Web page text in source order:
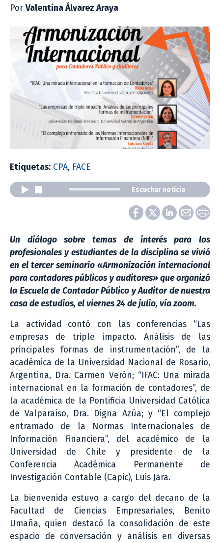
PorValentina Álvarez Araya
Etiquetas: CPA, FACE
Escuchar noticia
Un diálogo sobre temas de interés para los
profesionales y estudiantes de la disciplina se vivió
en el tercer seminario «Armonización internacional
para contadores públicos y auditores» que organizó
la Escuela de Contador Público y Auditor de nuestra
casa de estudios, el viernes 24 de julio, vía zoom.
La actividad contó con las conferencias “Las
empresas de triple impacto. Análisis de las
principales formas de instrumentación”, de la
académica de la Universidad Nacional de Rosario,
Argentina, Dra. Carmen Verón; “IFAC: Una mirada
internacional en la formación de contadores”, de
la académica de la Pontificia Universidad Católica
de Valparaíso, Dra. Digna Azúa; y “El complejo
entramado de la Normas Internacionales de
Información Financiera”, del académico de la
Universidad de Chile y presidente de la
Conferencia Académica Permanente de
Investigación Contable (Capic), Luis Jara.
La bienvenida estuvo a cargo del decano de la
Facultad de Ciencias Empresariales, Benito
Umaña, quien destacó la consolidación de este
espacio de conversación y análisis en diversas